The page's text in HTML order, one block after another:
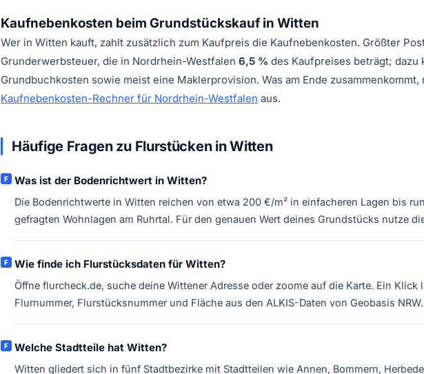
Kaufnebenkosten beim Grundstückskauf in Witten
Wer in Witten kauft, zahlt zusätzlich zum Kaufpreis die Kaufnebenkosten. Größter
Grunderwerbsteuer, die in Nordrhein-Westfalen 6,5 % des Kaufpreises beträgt; dazu
Grundbuchkosten sowie meist eine Maklerprovision. Was am Ende
Kaufnebenkosten-Rechner für Nordrhein-Westfalen aus.
Häufige Fragen zu Flurstücken in Witten
Was ist der Bodenrichtwert in Witten?
Die Bodenrichtwerte in Witten reichen von etwa 200 €/m² in einfacheren Lagen bis
gefragten Wohnlagen am Ruhrtal. Für den genauen Wert deines Grundstücks nutze
Wie finde ich Flurstücksdaten für Witten?
Öffne flurcheck.de, suche deine Wittener Adresse oder zoome auf die Karte. Ein Klick
Flurnummer, Flurstücksnummer und Fläche aus den ALKIS-Daten von Geobasis NRW.
Welche Stadtteile hat Witten?
Witten gliedert sich in fünf Stadtbezirke mit Stadtteilen wie Annen, Bommern,